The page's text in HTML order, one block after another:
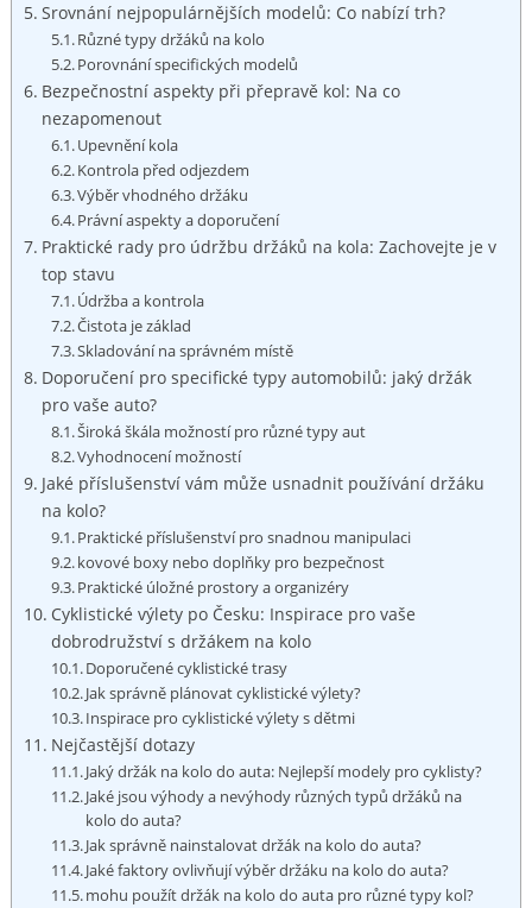
Srovnání nejpopulárnějších ‍modelů:​ Co nabízí trh?
Různé typy ‍držáků na kolo
Porovnání specifických modelů
Bezpečnostní aspekty při ‌přepravě kol:⁢ Na co
nezapomenout
Upevnění kola
Kontrola před odjezdem
Výběr⁤ vhodného držáku
Právní aspekty a doporučení
Praktické ⁢rady pro údržbu⁢ držáků ⁢na ⁤kola: Zachovejte je⁣ v
top stavu
Údržba ⁣a kontrola
Čistota je základ
Skladování na správném ​místě
Doporučení pro specifické typy automobilů: jaký ​držák
pro vaše⁣ auto?
Široká škála možností pro různé‌ typy aut
Vyhodnocení ​možností
Jaké příslušenství vám může⁣ usnadnit používání držáku
na​ kolo?
Praktické příslušenství pro snadnou manipulaci
kovové boxy‍ nebo doplňky pro bezpečnost
Praktické​ úložné ⁣prostory a organizéry
Cyklistické výlety po Česku: ⁣Inspirace pro vaše
⁣dobrodružství s⁤ držákem na⁢ kolo
Doporučené cyklistické trasy
Jak správně plánovat cyklistické ⁢výlety?
Inspirace pro cyklistické výlety ⁣s dětmi
Nejčastější dotazy
Jaký držák na kolo do auta: Nejlepší modely pro⁢ cyklisty?
Jaké jsou výhody a nevýhody ‍různých ‌typů držáků ⁣na​
kolo do‌ auta?
Jak správně nainstalovat držák na kolo do ⁢auta?
Jaké faktory‍ ovlivňují výběr držáku na ‌kolo do auta?
mohu použít držák⁤ na kolo⁣ do auta pro různé‍ typy kol?